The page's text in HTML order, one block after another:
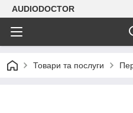
AUDIODOCTOR
Товари та послуги